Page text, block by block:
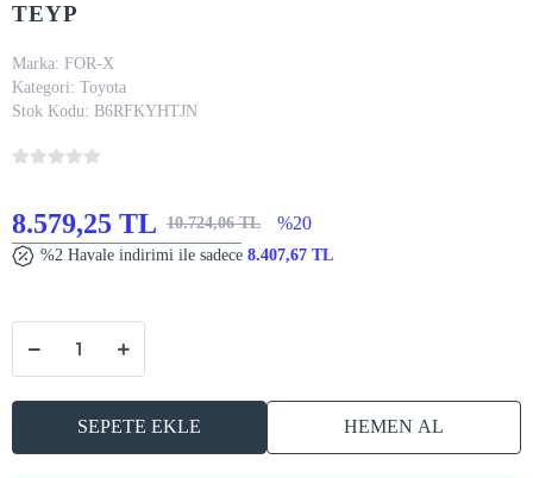
TEYP
Marka: FOR-X
Kategori: Toyota
Stok Kodu: B6RFKYHTJN
8.579,25 TL 10.724,06 TL %20
%2 Havale indirimi ile sadece 8.407,67 TL
SEPETE EKLE HEMEN AL